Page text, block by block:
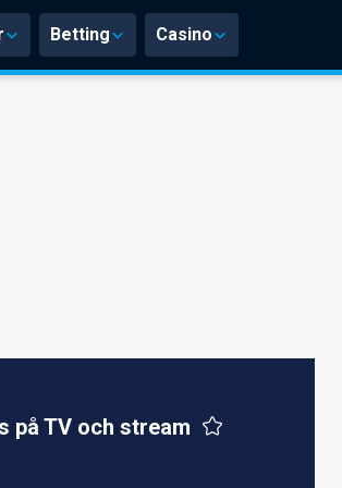
Betting Casino
på TV och stream